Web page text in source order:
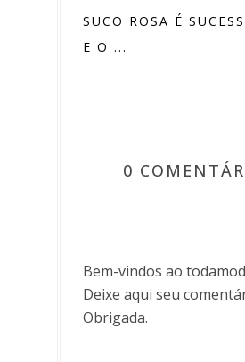
SUCO ROSA É
E O ...
0
Bem-vindos ao
Deixe aqui seu
Obrigada.